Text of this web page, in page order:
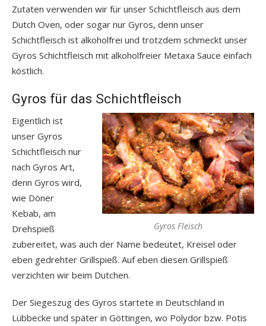
Zutaten verwenden wir für unser Schichtfleisch aus dem
Dutch Oven, oder sogar nur Gyros, denn unser
Schichtfleisch ist alkoholfrei und trotzdem schmeckt unser
Gyros Schichtfleisch mit alkoholfreier Metaxa Sauce einfach
köstlich.
Gyros für das Schichtfleisch
Gyros Fleisch
Eigentlich ist
unser Gyros
Schichtfleisch nur
nach Gyros Art,
denn Gyros wird,
wie Döner
Kebab, am
Drehspieß
zubereitet, was auch der Name bedeutet, Kreisel oder
eben gedrehter Grillspieß. Auf eben diesen Grillspieß
verzichten wir beim Dutchen.
Der Siegeszug des Gyros startete in Deutschland in
Lübbecke und später in Göttingen, wo Polydor bzw. Potis